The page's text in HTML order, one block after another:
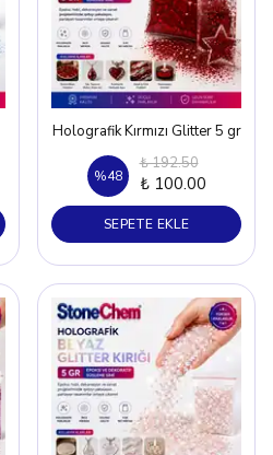
Holografik Kırmızı Glitter 5 gr
%48
₺ 192.50
₺ 100.00
SEPETE EKLE